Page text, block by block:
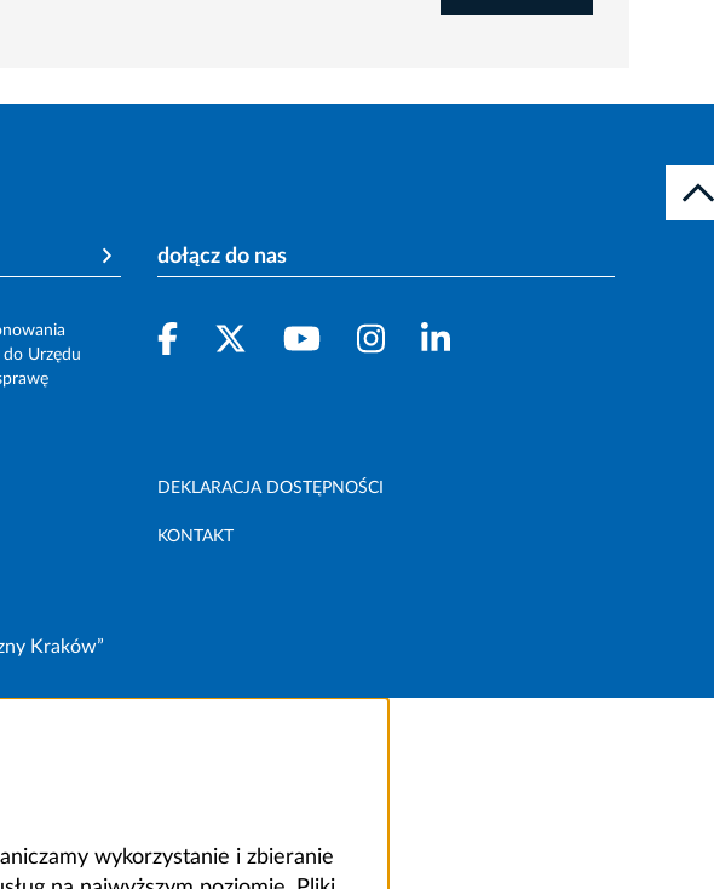
do Urzędu
dołącz do nas
DEKLARACJA DOSTĘPNOŚCI
KONTAKT
Kraków”
wykorzystanie i zbieranie